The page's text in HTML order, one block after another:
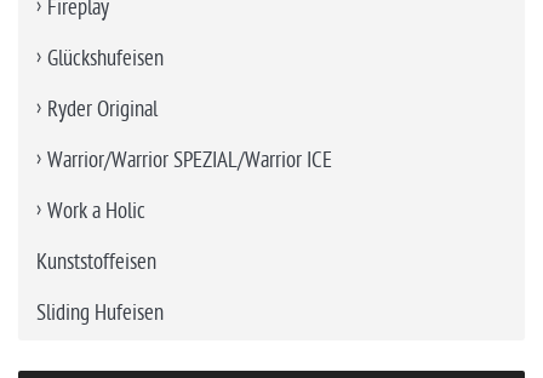
Fireplay
Glückshufeisen
Ryder Original
Warrior/Warrior SPEZIAL/Warrior ICE
Work a Holic
Kunststoffeisen
Sliding Hufeisen